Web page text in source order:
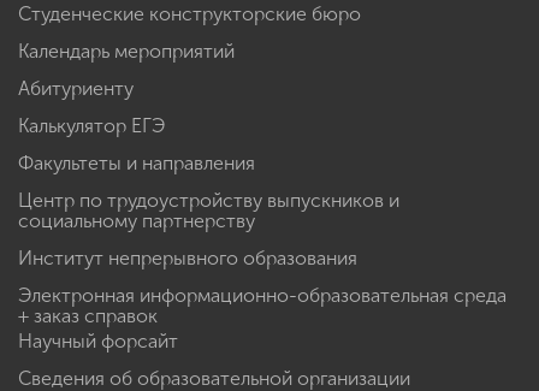
Студенческие конструкторские бюро
Календарь мероприятий
Абитуриенту
Калькулятор ЕГЭ
Факультеты и направления
Центр по трудоустройству выпускников и
социальному партнерству
Институт непрерывного образования
Электронная информационно-образовательная среда
+ заказ справок
Научный форсайт
Сведения об образовательной организации